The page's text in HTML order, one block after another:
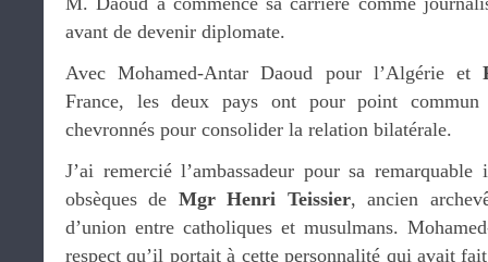
avant de devenir diplomate.
Avec Mohamed-Antar Daoud pour l’Algérie et
France, les deux pays ont pour point commun
chevronnés pour consolider la relation bilatérale.
J’ai remercié l’ambassadeur pour sa
obsèques de Mgr Henri Teissier, ancien
d’union entre catholiques et musulmans.
respect qu’il portait à cette personnalité qui avait